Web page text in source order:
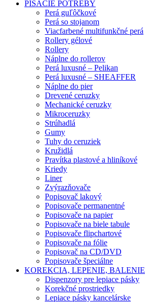
PÍSACIE POTREBY
Perá guľôčkové
Perá so stojanom
Viacfarbené multifunkčné perá
Rollery gélové
Rollery
Náplne do rollerov
Perá luxusné – Pelikan
Perá luxusné – SHEAFFER
Náplne do pier
Drevené ceruzky
Mechanické ceruzky
Mikroceruzky
Strúhadlá
Gumy
Tuhy do ceruziek
Kružidlá
Pravítka plastové a hliníkové
Kriedy
Liner
Zvýrazňovače
Popisovač lakový
Popisovače permanentné
Popisovače na papier
Popisovače na biele tabule
Popisovače flipchartové
Popisovače na fólie
Popisovač na CD/DVD
Popisovače špeciálne
KOREKCIA, LEPENIE, BALENIE
Dispenzory pre lepiace pásky
Korekčné prostriedky
Lepiace pásky kancelárske